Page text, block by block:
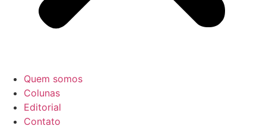
Quem somos
Colunas
Editorial
Contato